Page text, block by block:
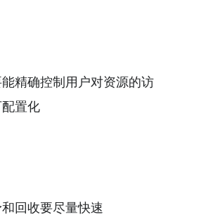
精确控制用户对资源的访
置化
回收要尽量快速